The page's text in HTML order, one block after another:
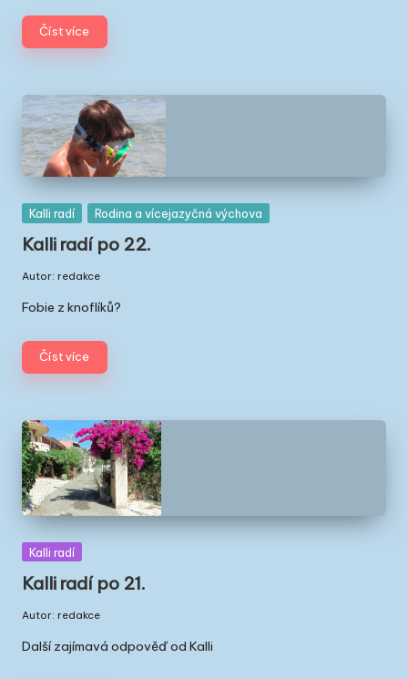
a
Ř
e
c
k
u
|
Č
ši
v
ř
e
c
k
u
Číst více
Posted
Kalli radí Rodina a vícejazyčná výchova
Kalli radí po 22.
by
Autor: redakce
Fobie z knoflíků?
Číst více
Posted
Kalli radí
Kalli radí po 21.
Posted
by
Autor: redakce
Další zajímavá odpověď od Kalli